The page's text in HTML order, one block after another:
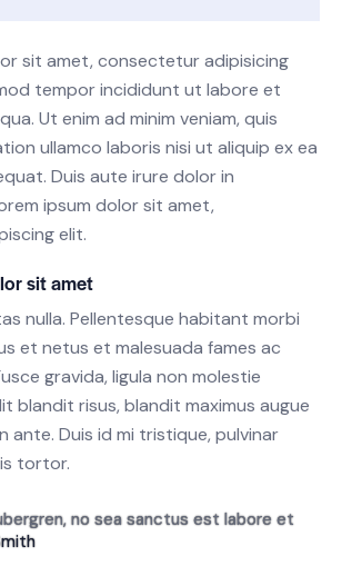
sit amet, consectetur adipisicing
tempor incididunt ut labore et
Ut enim ad minim veniam, quis
ullamco laboris nisi ut aliquip ex ea
Duis aute irure dolor in
ipsum dolor sit amet,
elit.
sit amet
nulla. Pellentesque habitant morbi
et netus et malesuada fames ac
gravida, ligula non molestie
blandit risus, blandit maximus augue
ante. Duis id mi tristique, pulvinar
tortor.
no sea sanctus est labore et